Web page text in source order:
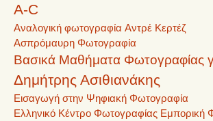
A-C
Αναλογική φωτογραφία Αντρέ Κερτέζ
Ασπρόμαυρη Φωτογραφία
Βασικά Μαθήματα Φωτογραφίας
Δημήτρης Ασιθιανάκης
Εισαγωγή στην Ψηφιακή Φωτογραφία
Ελληνικό Κέντρο Φωτογραφίας Εμπορική